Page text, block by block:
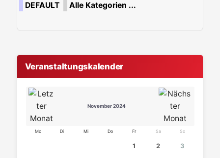
DEFAULT Alle Kategorien ...
Veranstaltungskalender
November 2024
Mo Di Mi Do Fr Sa So
1 2 3